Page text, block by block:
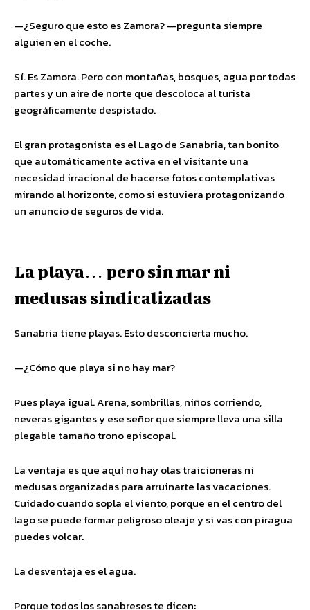
—¿Seguro que esto es Zamora? —pregunta siempre
alguien en el coche.
Sí. Es Zamora. Pero con montañas, bosques, agua por todas
partes y un aire de norte que descoloca al turista
geográficamente despistado.
El gran protagonista es el Lago de Sanabria, tan bonito
que automáticamente activa en el visitante una
necesidad irracional de hacerse fotos contemplativas
mirando al horizonte, como si estuviera protagonizando
un anuncio de seguros de vida.
La playa… pero sin mar ni
medusas sindicalizadas
Sanabria tiene playas. Esto desconcierta mucho.
—¿Cómo que playa si no hay mar?
Pues playa igual. Arena, sombrillas, niños corriendo,
neveras gigantes y ese señor que siempre lleva una silla
plegable tamaño trono episcopal.
La ventaja es que aquí no hay olas traicioneras ni
medusas organizadas para arruinarte las vacaciones.
Cuidado cuando sopla el viento, porque en el centro del
lago se puede formar peligroso oleaje y si vas con piragua
puedes volcar.
La desventaja es el agua.
Porque todos los sanabreses te dicen: